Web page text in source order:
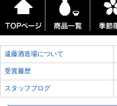
遠藤酒造場について
受賞履歴
スタッフブログ